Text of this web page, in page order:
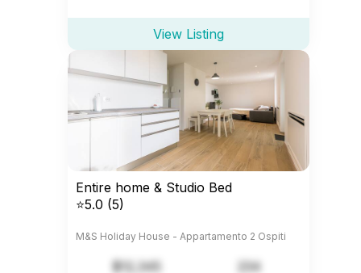
View Listing
Entire home & Studio Bed
⭐5.0 (5)
M&S Holiday House - Appartamento 2 Ospiti
$12,345 234